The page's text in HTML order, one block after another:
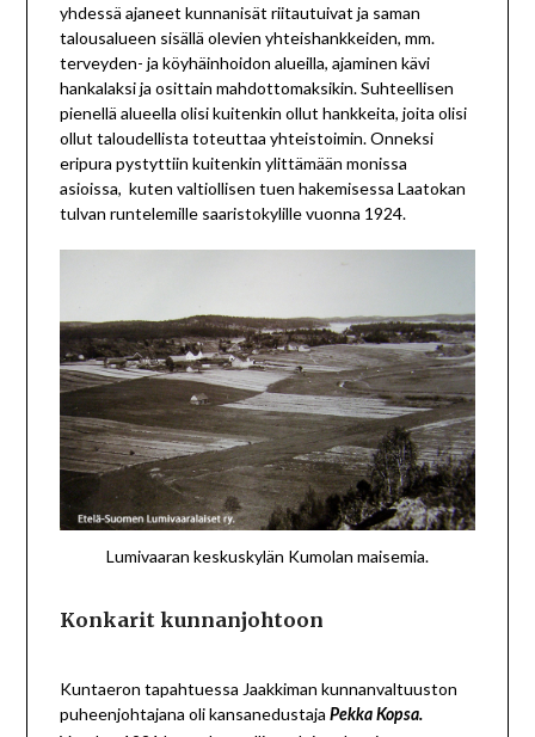
yhdessä ajaneet kunnanisät riitautuivat ja saman
talousalueen sisällä olevien yhteishankkeiden, mm.
terveyden- ja köyhäinhoidon alueilla, ajaminen kävi
hankalaksi ja osittain mahdottomaksikin. Suhteellisen
pienellä alueella olisi kuitenkin ollut hankkeita, joita olisi
ollut taloudellista toteuttaa yhteistoimin. Onneksi
eripura pystyttiin kuitenkin ylittämään monissa
asioissa, kuten valtiollisen tuen hakemisessa Laatokan
tulvan runtelemille saaristokylille vuonna 1924.
Lumivaaran keskuskylän Kumolan maisemia.
Konkarit kunnanjohtoon
Kuntaeron tapahtuessa Jaakkiman kunnanvaltuuston
puheenjohtajana oli kansanedustaja Pekka Kopsa.